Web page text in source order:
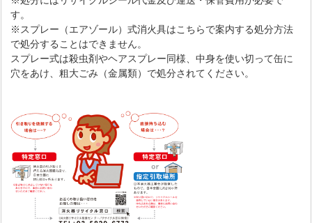
す。
※スプレー（エアゾール）式消火具はこちらで案内する処分方法
で処分することはできません。
スプレー式は殺虫剤やヘアスプレー同様、中身を使い切って缶に
穴をあけ、粗大ごみ（金属類）で処分されてください。